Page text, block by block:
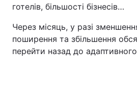
готелів, більшості бізнесів…
Через місяць, у разі
поширення та збільшення
перейти назад до адаптивного